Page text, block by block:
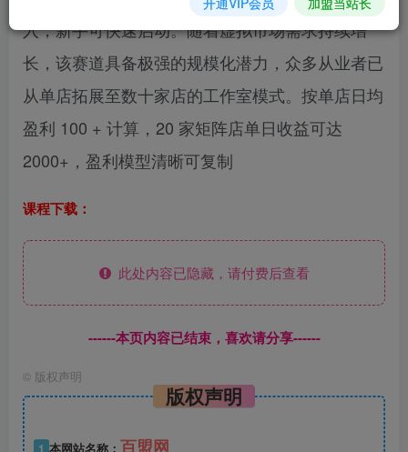
入，新手可快速启动。随着虚拟市场需求持续增
长，该赛道具备极强的规模化潜力，众多从业者已
从单店拓展至数十家店的工作室模式。按单店日均
盈利 100 + 计算，20 家矩阵店单日收益可达
2000+，盈利模型清晰可复制
课程下载：
此处内容已隐藏，请付费后查看
------本页内容已结束，喜欢请分享------
© 版权声明
版权声明
1 本网站名称： 百盟网